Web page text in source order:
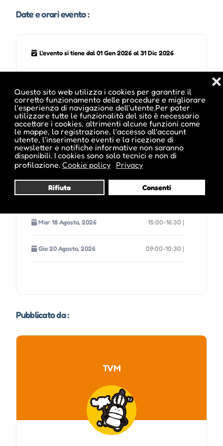
Questo sito web utilizza i cookies per garantire il
corretto funzionamento delle procedure e migliorare
l'esperienza di navigazione dell'utente.Per poter
utilizzare tutte le funzionalità del sito è necessario
accettare i cookies, altrimenti alcune funzioni come
le mappe, la registrazione, l'accesso all'account
utente, l'inserimento eventi e la ricezione di
newsletter e notifiche informative non saranno
disponibili. I cookies sono solo tecnici e non di
profilazione. Cookie policy Privacy
Rifiuta Consenti
❌
Date e orari evento :
L'evento si tiene dal 01 Gen 2026 al 31 Dic 2026
Gio 06 Agosto, 2026 09:00-10:30 |
Sab 08 Agosto, 2026 09:00-10:30 |
Mar 11 Agosto, 2026 15:00-16:30 |
Gio 13 Agosto, 2026
Sab 15 Agosto, 2026 09:00-10:30 |
Mar 18 Agosto, 2026 15:00-16:30 |
Gio 20 Agosto, 2026 09:00-10:30 |
Gio 03 Settembre, 2026
Sab 05 Settembre, 2026
Pubblicato da :
TVM